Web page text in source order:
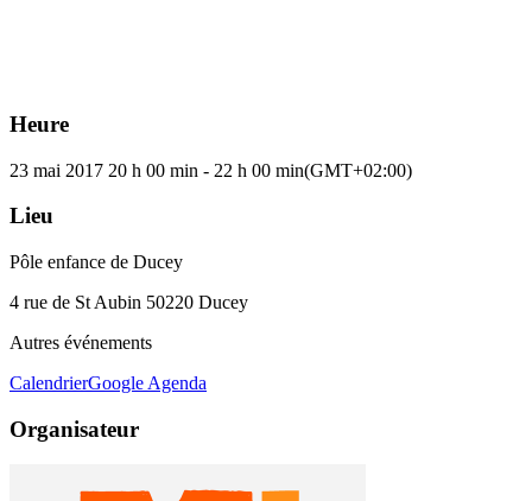
Heure
23 mai 2017 20 h 00 min - 22 h 00 min(GMT+02:00)
Lieu
Pôle enfance de Ducey
4 rue de St Aubin 50220 Ducey
Autres événements
CalendrierGoogle Agenda
Organisateur